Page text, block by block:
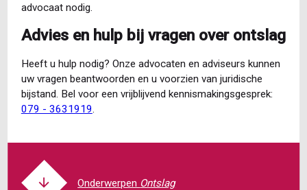
advocaat nodig.
Advies en hulp bij vragen over ontslag
Heeft u hulp nodig? Onze advocaten en adviseurs kunnen
uw vragen beantwoorden en u voorzien van juridische
bijstand. Bel voor een vrijblijvend kennismakingsgesprek:
079 - 3631919.
Ontslag